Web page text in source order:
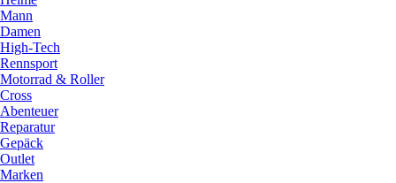
Mann
Damen
High-Tech
Rennsport
Motorrad & Roller
Cross
Abenteuer
Reparatur
Gepäck
Outlet
Marken